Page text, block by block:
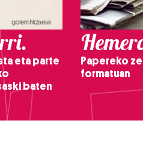
eta parte
baten
Papereko
formatuan